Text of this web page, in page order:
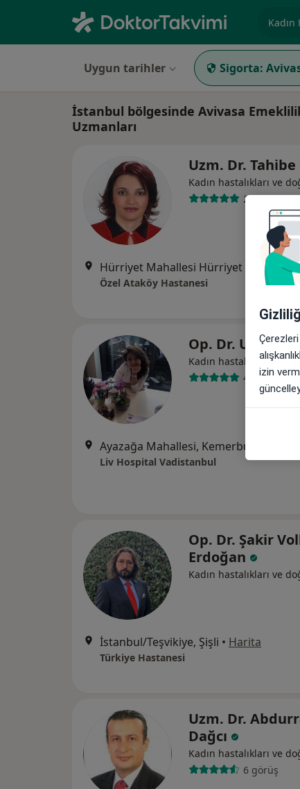
Uygun tarihler Sigorta:
İstanbul bölgesinde Avivasa
Uzmanları
Uzm. Dr.
Kadın hastalıkları ve
25 görüş
Hürriyet
Özel Ataköy Hastanesi
Op. Dr. Ulviye
Kadın hastalıkları ve
44 görüş
Liv Hospital Vadistanbul
Op. Dr. Şakir
Erdoğan
Kadın hastalıkları ve
İstanbul/Teşvikiye, Şişli • Harita
Türkiye Hastanesi
Uzm. Dr.
Dağcı
Kadın hastalıkları ve
6 görüş
izin